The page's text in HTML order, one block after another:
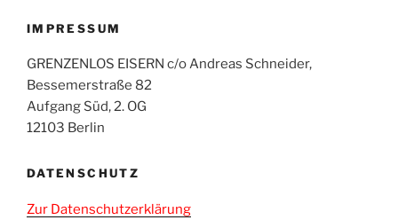
IMPRESSUM
GRENZENLOS EISERN c/o Andreas Schneider,
Bessemerstraße 82
Aufgang Süd, 2. OG
12103 Berlin
DATENSCHUTZ
Zur Datenschutzerklärung